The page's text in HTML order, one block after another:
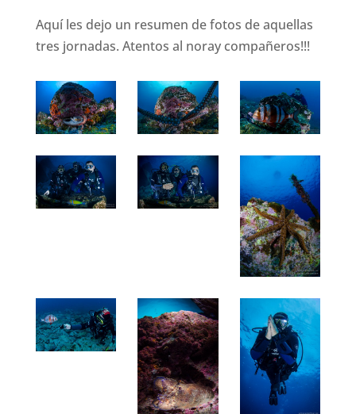
Aquí les dejo un resumen de fotos de aquellas
tres jornadas. Atentos al noray compañeros!!!